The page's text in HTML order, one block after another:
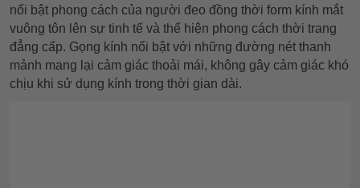
nổi bật phong cách của người đeo đồng thời form kính mắt
vuông tôn lên sự tinh tế và thể hiện phong cách thời trang
đẳng cấp. Gọng kính nổi bật với những đường nét thanh
mảnh mang lại cảm giác thoải mái, không gây cảm giác khó
chịu khi sử dụng kính trong thời gian dài.